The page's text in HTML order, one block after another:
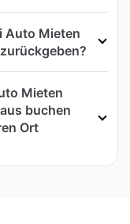
Auto Mieten
Mieten
buchen
Ort